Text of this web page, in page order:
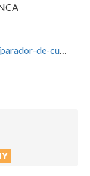
http://www.parador.es/es/paradores/parador-de-cuenca